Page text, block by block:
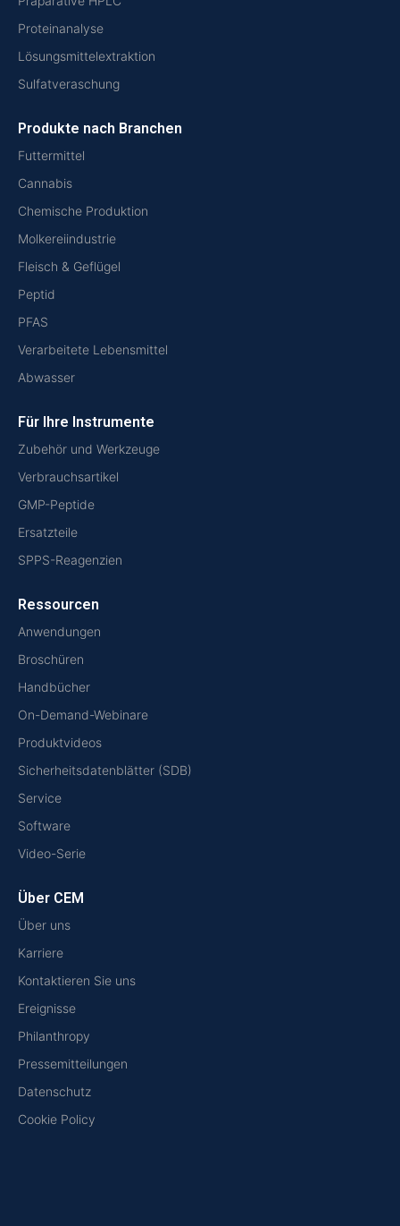
Proteinanalyse
Lösungsmittelextraktion
Sulfatveraschung
Produkte nach Branchen
Futtermittel
Cannabis
Chemische Produktion
Molkereiindustrie
Fleisch & Geflügel
Peptid
PFAS
Verarbeitete Lebensmittel
Abwasser
Für Ihre Instrumente
Zubehör und Werkzeuge
Verbrauchsartikel
GMP-Peptide
Ersatzteile
SPPS-Reagenzien
Ressourcen
Anwendungen
Broschüren
Handbücher
On-Demand-Webinare
Produktvideos
Sicherheitsdatenblätter (SDB)
Service
Software
Video-Serie
Über CEM
Über uns
Karriere
Kontaktieren Sie uns
Ereignisse
Philanthropy
Pressemitteilungen
Datenschutz
Cookie Policy